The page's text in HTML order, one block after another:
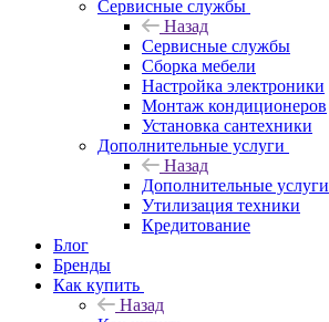
Сервисные службы
Назад
Сервисные службы
Сборка мебели
Настройка электроники
Монтаж кондиционеров
Установка сантехники
Дополнительные услуги
Назад
Дополнительные услуги
Утилизация техники
Кредитование
Блог
Бренды
Как купить
Назад